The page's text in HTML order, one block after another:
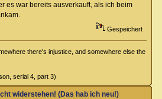
es war bereits ausverkauft, als ich beim
Gespeichert
there's injustice, and somewhere else the
serial 4, part 3)
widerstehen! (Das hab ich neu!)